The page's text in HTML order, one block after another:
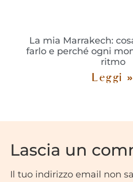
La mia Marrakech:
farlo e perché ogni
ritmo
Leggi »
Lascia un
Il tuo indirizzo email non